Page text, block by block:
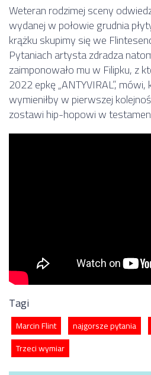
Weteran rodzimej sceny
wydanej w połowie grudnia
krążku skupimy się we
Pytaniach artysta zdradza
zaimponowało mu w Filipku, z
2022 epkę „ANTYVIRAL”,
wymieniłby w pierwszej
zostawi hip-hopowi w
Tagi
Marcin Flint najgorsze pytania
Trzeci wymiar